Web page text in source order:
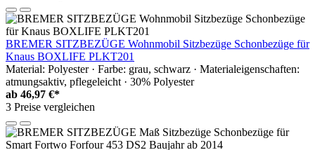
BREMER SITZBEZÜGE Wohnmobil Sitzbezüge Schonbezüge für
Knaus BOXLIFE PLKT201
Material: Polyester · Farbe: grau, schwarz · Materialeigenschaften:
atmungsaktiv, pflegeleicht · 30% Polyester
ab 46,97 €*
3 Preise vergleichen